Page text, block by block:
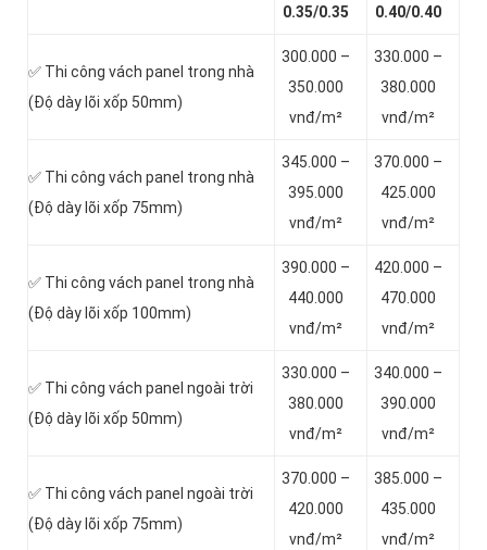
0.35/0.35 0.40/0.40
✅ Thi công vách panel trong nhà
(Độ dày lõi xốp 50mm)
300.000 –
350.000
vnđ/m²
330.000 –
380.000
vnđ/m²
✅ Thi công vách panel trong nhà
(Độ dày lõi xốp 75mm)
345.000 –
395.000
vnđ/m²
370.000 –
425.000
vnđ/m²
✅ Thi công vách panel trong nhà
(Độ dày lõi xốp 100mm)
390.000 –
440.000
vnđ/m²
420.000 –
470.000
vnđ/m²
✅ Thi công vách panel ngoài trời
(Độ dày lõi xốp 50mm)
330.000 –
380.000
vnđ/m²
340.000 –
390.000
vnđ/m²
✅ Thi công vách panel ngoài trời
(Độ dày lõi xốp 75mm)
370.000 –
420.000
vnđ/m²
385.000 –
435.000
vnđ/m²